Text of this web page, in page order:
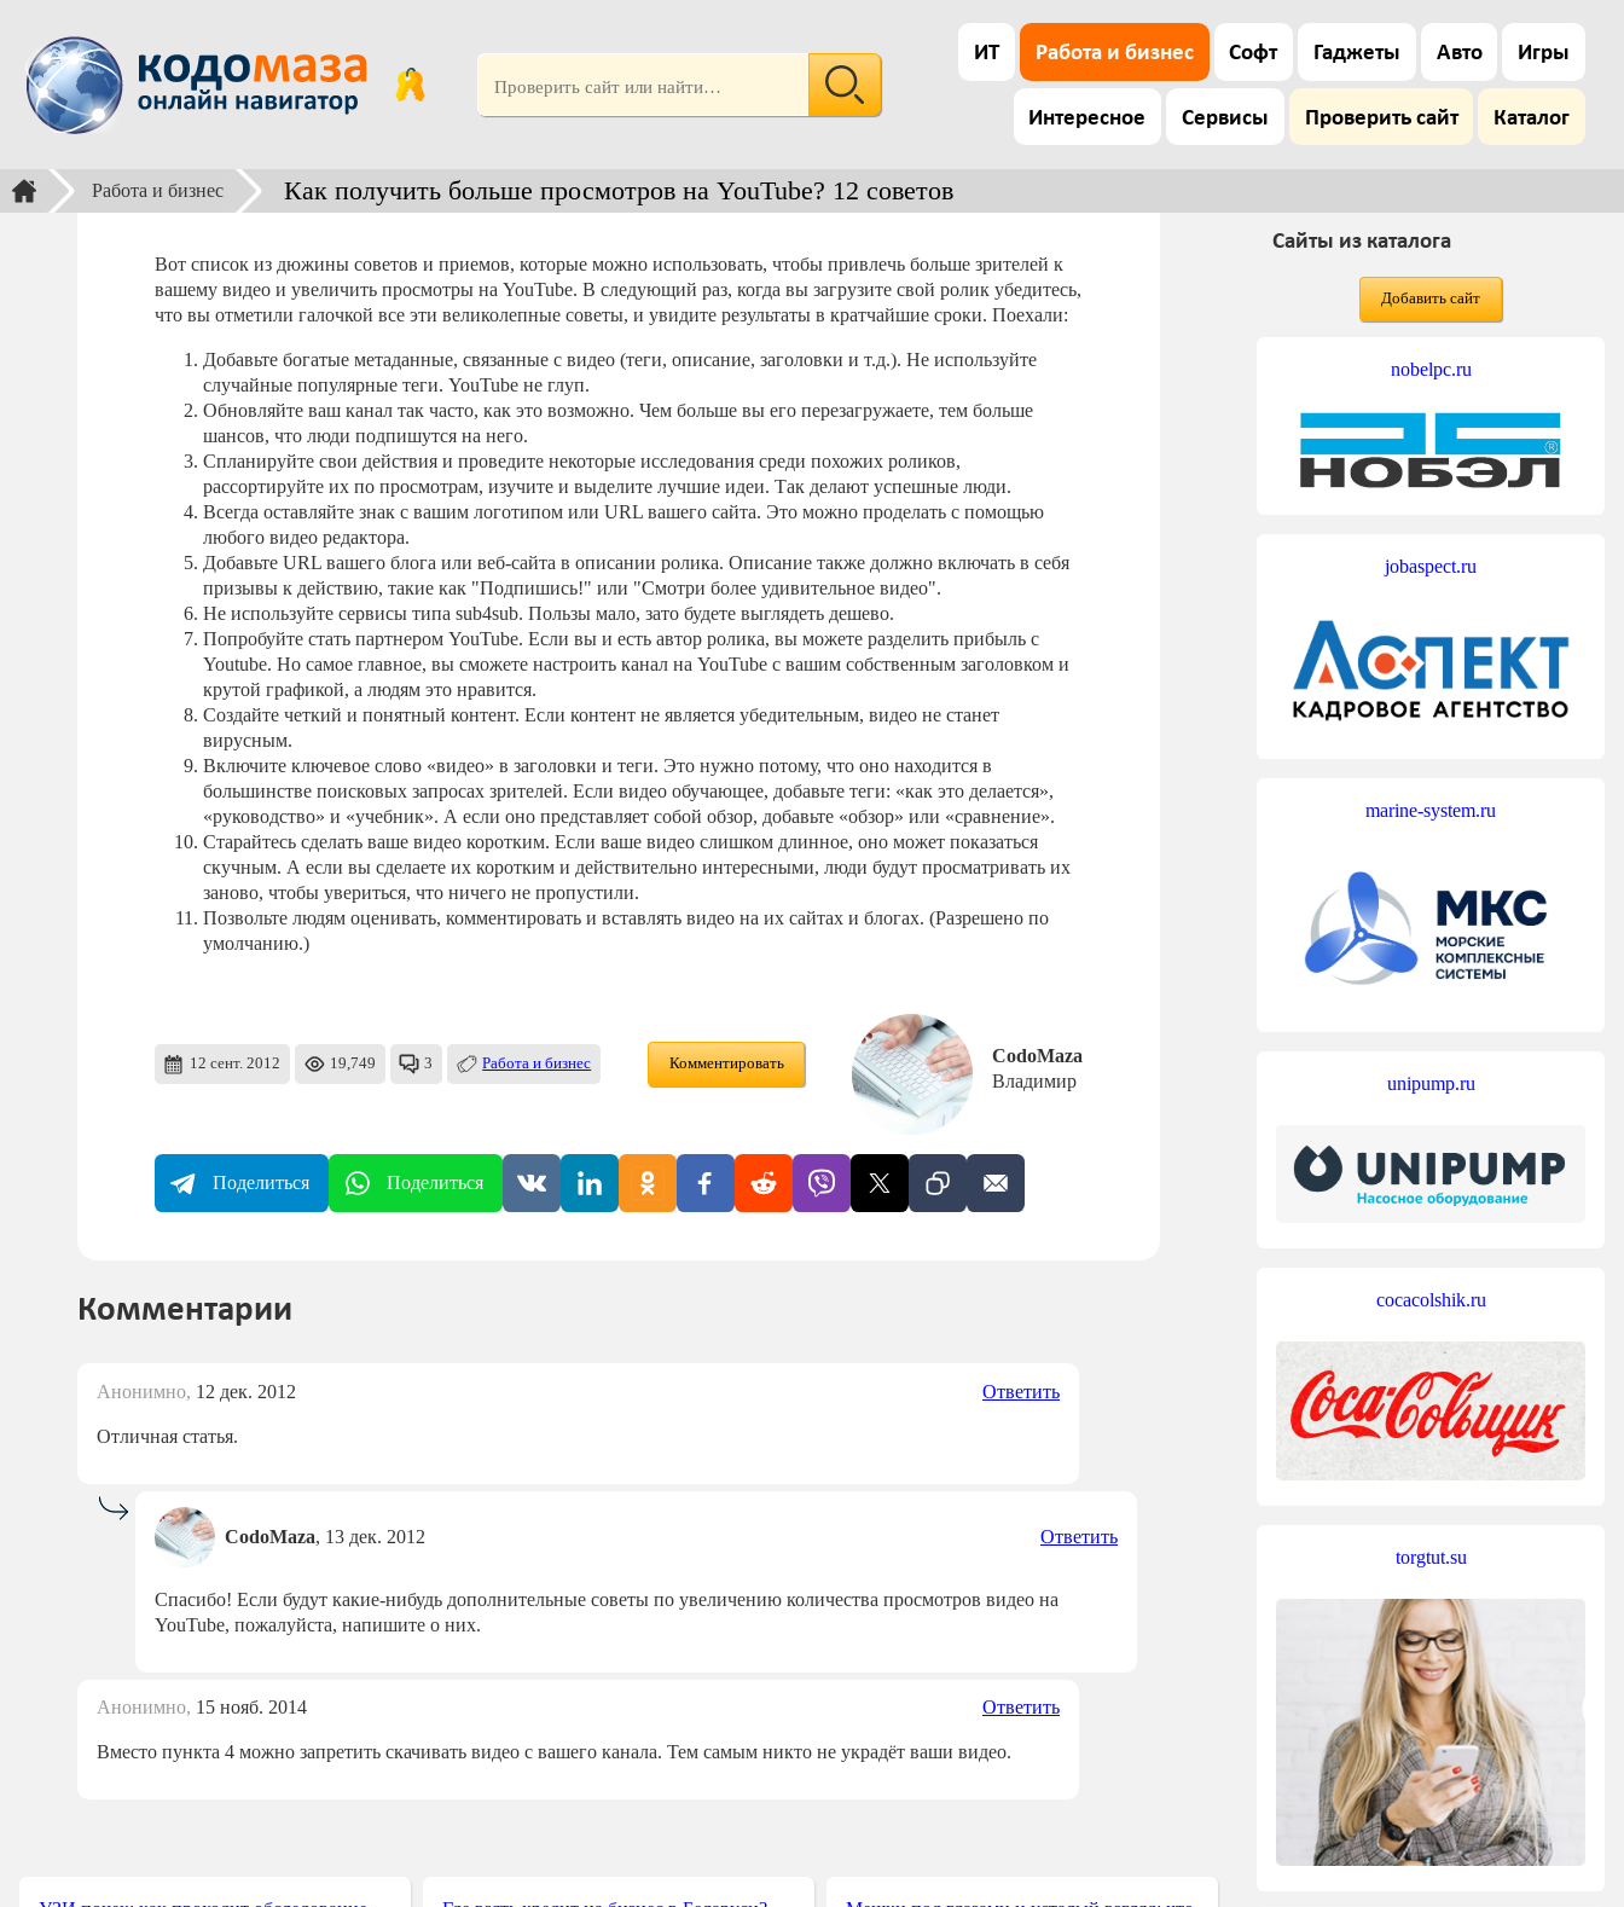
ИТ Работа и бизнес Софт Гаджеты Авто Игры
Интересное Сервисы Проверить сайт Каталог
Работа и бизнес Как получить больше просмотров на YouTube? 12 советов
Вот список из дюжины советов и приемов, которые можно использовать, чтобы привлечь больше зрителей к
вашему видео и увеличить просмотры на YouTube. В следующий раз, когда вы загрузите свой ролик убедитесь,
что вы отметили галочкой все эти великолепные советы, и увидите результаты в кратчайшие сроки. Поехали:
Добавьте богатые метаданные, связанные с видео (теги, описание, заголовки и т.д.). Не используйте
случайные популярные теги. YouTube не глуп.
Обновляйте ваш канал так часто, как это возможно. Чем больше вы его перезагружаете, тем больше
шансов, что люди подпишутся на него.
Спланируйте свои действия и проведите некоторые исследования среди похожих роликов,
рассортируйте их по просмотрам, изучите и выделите лучшие идеи. Так делают успешные люди.
Всегда оставляйте знак с вашим логотипом или URL вашего сайта. Это можно проделать с помощью
любого видео редактора.
Добавьте URL вашего блога или веб-сайта в описании ролика. Описание также должно включать в себя
призывы к действию, такие как "Подпишись!" или "Смотри более удивительное видео".
Не используйте сервисы типа sub4sub. Пользы мало, зато будете выглядеть дешево.
Попробуйте стать партнером YouTube. Если вы и есть автор ролика, вы можете разделить прибыль с
Youtube. Но самое главное, вы сможете настроить канал на YouTube с вашим собственным заголовком и
крутой графикой, а людям это нравится.
Создайте четкий и понятный контент. Если контент не является убедительным, видео не станет
вирусным.
Включите ключевое слово «видео» в заголовки и теги. Это нужно потому, что оно находится в
большинстве поисковых запросах зрителей. Если видео обучающее, добавьте теги: «как это делается»,
«руководство» и «учебник». А если оно представляет собой обзор, добавьте «обзор» или «сравнение».
Старайтесь сделать ваше видео коротким. Если ваше видео слишком длинное, оно может показаться
скучным. А если вы сделаете их коротким и действительно интересными, люди будут просматривать их
заново, чтобы увериться, что ничего не пропустили.
Позвольте людям оценивать, комментировать и вставлять видео на их сайтах и блогах. (Разрешено по
умолчанию.)
12 сент. 2012 19,749 3 Работа и бизнес Комментировать
CodoMaza
Владимир
Поделиться Поделиться
Комментарии
Анонимно, 12 дек. 2012 Ответить
Отличная статья.
CodoMaza, 13 дек. 2012 Ответить
Спасибо! Если будут какие-нибудь дополнительные советы по увеличению количества просмотров видео на
YouTube, пожалуйста, напишите о них.
Анонимно, 15 нояб. 2014 Ответить
Вместо пункта 4 можно запретить скачивать видео с вашего канала. Тем самым никто не украдёт ваши видео.
Сайты из каталога
Добавить сайт
nobelpc.ru
jobaspect.ru
marine-system.ru
unipump.ru
cocacolshik.ru
torgtut.su